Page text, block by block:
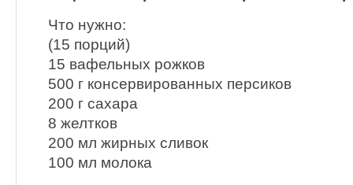
Что нужно:
(15 порций)
15 вафельных рожков
500 г консервированных персиков
200 г сахара
8 желтков
200 мл жирных сливок
100 мл молока